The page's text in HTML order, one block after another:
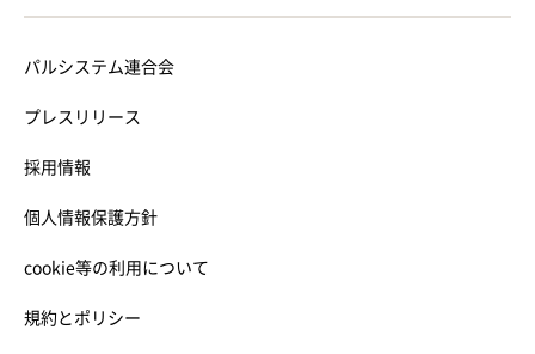
パルシステム連合会
プレスリリース
採用情報
個人情報保護方針
cookie等の利用について
規約とポリシー